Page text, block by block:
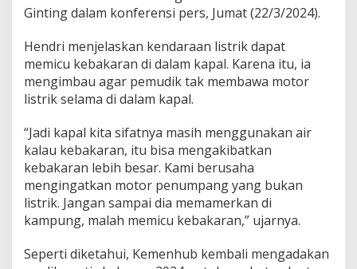
N
a
k
M
o
t
o
L
i
s
t
r
i
k
Ginting dalam konferensi pers, Jumat (22/3/2024).
Hendri menjelaskan kendaraan listrik dapat
memicu kebakaran di dalam kapal. Karena itu, ia
mengimbau agar pemudik tak membawa motor
listrik selama di dalam kapal.
“Jadi kapal kita sifatnya masih menggunakan air
kalau kebakaran, itu bisa mengakibatkan
kebakaran lebih besar. Kami berusaha
mengingatkan motor penumpang yang bukan
listrik. Jangan sampai dia memamerkan di
kampung, malah memicu kebakaran,” ujarnya.
Seperti diketahui, Kemenhub kembali mengadakan